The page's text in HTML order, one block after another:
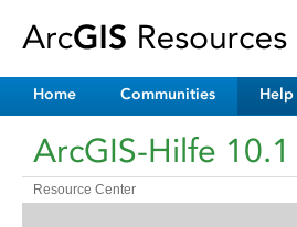
Home Communities Help
ArcGIS-Hilfe 10.1
Resource Center